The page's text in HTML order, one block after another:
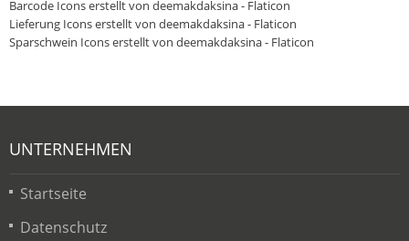
Barcode Icons erstellt von deemakdaksina - Flaticon
Lieferung Icons erstellt von deemakdaksina - Flaticon
Sparschwein Icons erstellt von deemakdaksina - Flaticon
UNTERNEHMEN
Startseite
Datenschutz